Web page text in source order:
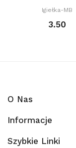
Igiełka-MB
3.50
O Nas
Informacje
Szybkie Linki